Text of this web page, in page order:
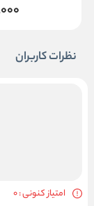
نظرات کاربران
امتیاز کنونی : 0